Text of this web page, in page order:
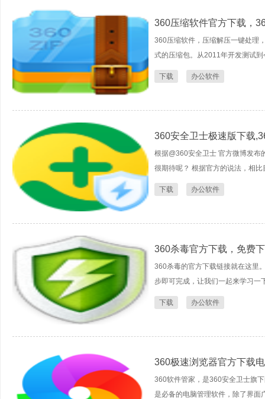
360压缩软件官方下载，
360压缩软件，压缩解压一键处理
式的压缩包。从2011年开发测试
下载 办公软件
360安全卫士极速版下载
根据@360安全卫士 官方微博发布
很期待呢？ 根据官方的说法，相
下载 办公软件
360杀毒官方下载，免费
360杀毒的官方下载链接就在这里
步即可完成，让我们一起来学习一
下载 办公软件
360极速浏览器官方下载
360软件管家，是360安全卫士旗
是必备的电脑管理软件，除了界面